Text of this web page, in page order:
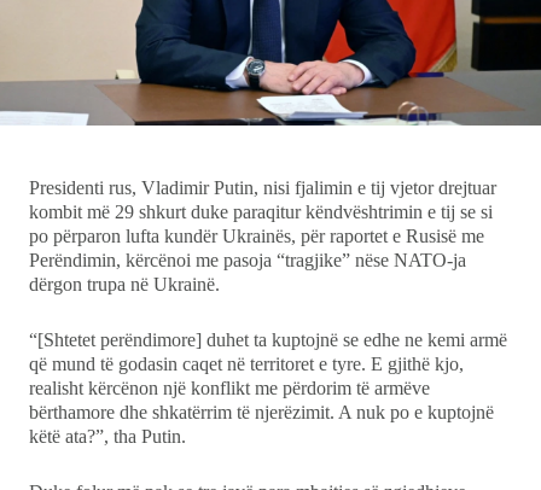
Teknologji
Udhëtime
Presidenti rus, Vladimir Putin, nisi fjalimin e tij vjetor drejtuar
kombit më 29 shkurt duke paraqitur këndvështrimin e tij se si
po përparon lufta kundër Ukrainës, për raportet e Rusisë me
Perëndimin, kërcënoi me pasoja “tragjike” nëse NATO-ja
dërgon trupa në Ukrainë.
“[Shtetet perëndimore] duhet ta kuptojnë se edhe ne kemi armë
që mund të godasin caqet në territoret e tyre. E gjithë kjo,
realisht kërcënon një konflikt me përdorim të armëve
bërthamore dhe shkatërrim të njerëzimit. A nuk po e kuptojnë
këtë ata?”, tha Putin.